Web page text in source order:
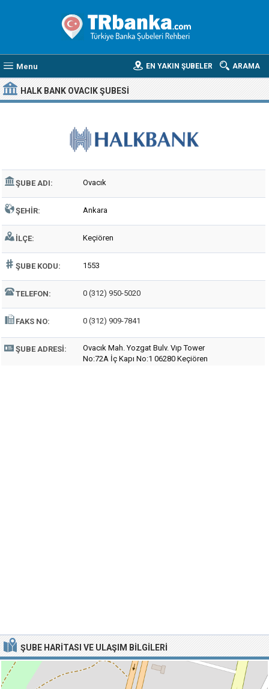
Menu ARAMA
EN YAKIN ŞUBELER
HALK BANK OVACIK ŞUBESI
ŞUBE ADI: Ovacık
ŞEHIR: Ankara
İLÇE: Keçiören
ŞUBE KODU: 1553
TELEFON: 0 (312) 950-5020
FAKS NO: 0 (312) 909-7841
ŞUBE ADRESI:
Ovacık Mah. Yozgat Bulv. Vıp Tower
No:72A İç Kapı No:1 06280 Keçiören
ŞUBE HARITASI VE ULAŞIM BILGILERI